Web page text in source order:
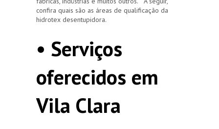
confira quais são as áreas de qualificação da
hidrotex desentupidora.
• Serviços
oferecidos em
Vila Clara